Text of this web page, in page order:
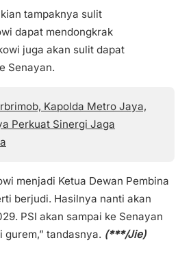
tampaknya sulit
dapat mendongkrak
juga akan sulit dapat
Senayan.
Kapolda Metro Jaya,
Perkuat Sinergi Jaga
menjadi Ketua Dewan Pembina
berjudi. Hasilnya nanti akan
PSI akan sampai ke Senayan
tandasnya. (***/Jie)